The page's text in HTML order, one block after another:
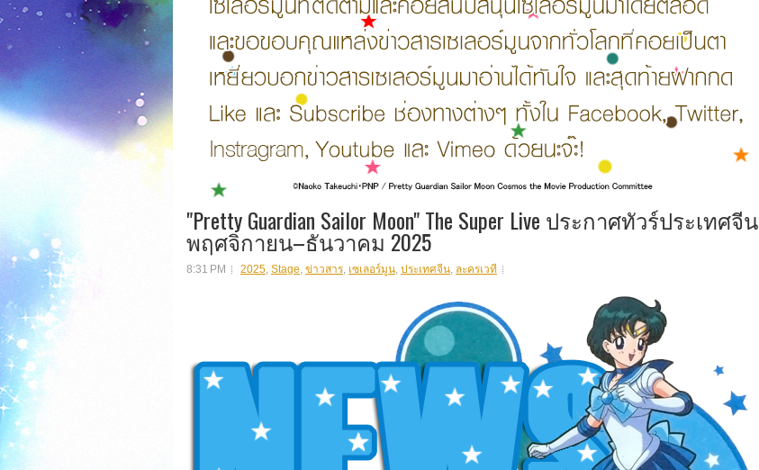
"Pretty Guardian Sailor Moon" The Super Live ประกาศทัวร์ประเทศจีน
พฤศจิกายน–ธันวาคม 2025
8:31 PM 2025, Stage, ข่าวสาร, เซเลอร์มูน, ประเทศจีน, ละครเวที